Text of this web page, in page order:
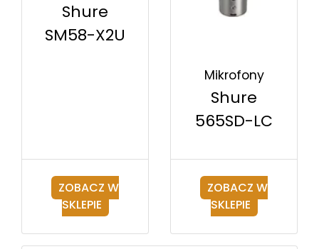
Shure
SM58-X2U
ZOBACZ W
SKLEPIE
Mikrofony
Shure
565SD-LC
ZOBACZ W
SKLEPIE